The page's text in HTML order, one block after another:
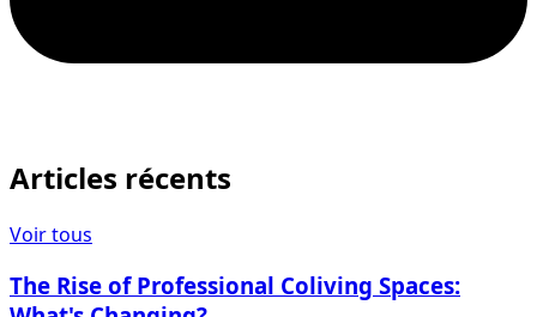
Articles récents
Voir tous
The Rise of Professional Coliving Spaces: